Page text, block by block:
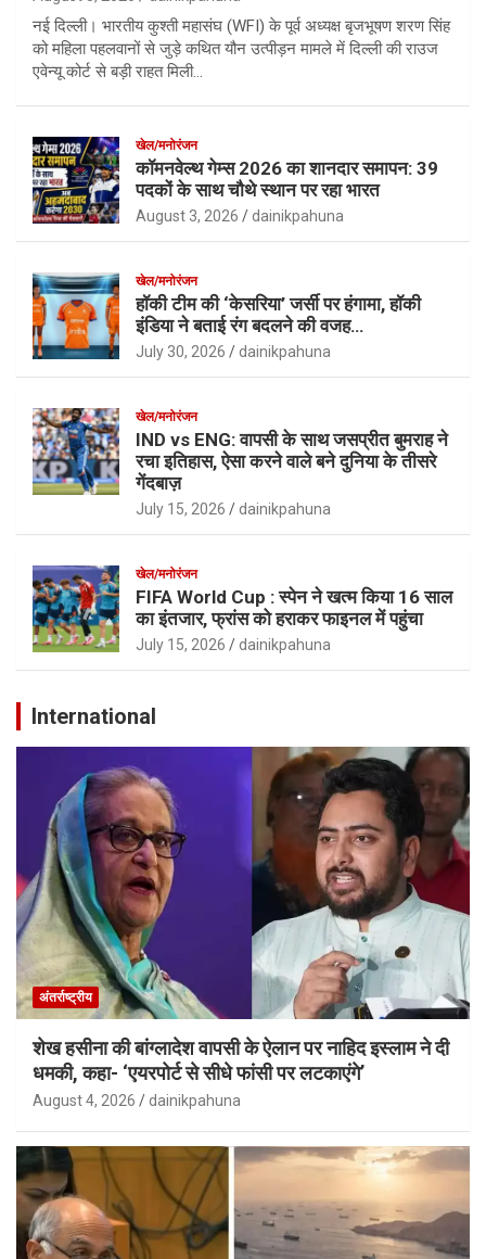
नई दिल्ली। भारतीय कुश्ती महासंघ (WFI) के पूर्व अध्यक्ष बृजभूषण शरण सिंह
को महिला पहलवानों से जुड़े कथित यौन उत्पीड़न मामले में दिल्ली की राउज
एवेन्यू कोर्ट से बड़ी राहत मिली…
खेल/मनोरंजन
कॉमनवेल्थ गेम्स 2026 का शानदार समापन: 39
पदकों के साथ चौथे स्थान पर रहा भारत
August 3, 2026 dainikpahuna
खेल/मनोरंजन
हॉकी टीम की ‘केसरिया’ जर्सी पर हंगामा, हॉकी
इंडिया ने बताई रंग बदलने की वजह…
July 30, 2026 dainikpahuna
खेल/मनोरंजन
IND vs ENG: वापसी के साथ जसप्रीत बुमराह ने
रचा इतिहास, ऐसा करने वाले बने दुनिया के तीसरे
गेंदबाज़
July 15, 2026 dainikpahuna
खेल/मनोरंजन
FIFA World Cup : स्पेन ने खत्म किया 16 साल
का इंतजार, फ्रांस को हराकर फाइनल में पहुंचा
July 15, 2026 dainikpahuna
International
अंतर्राष्ट्रीय
शेख हसीना की बांग्लादेश वापसी के ऐलान पर नाहिद इस्लाम ने दी
धमकी, कहा- ‘एयरपोर्ट से सीधे फांसी पर लटकाएंगे’
August 4, 2026 dainikpahuna